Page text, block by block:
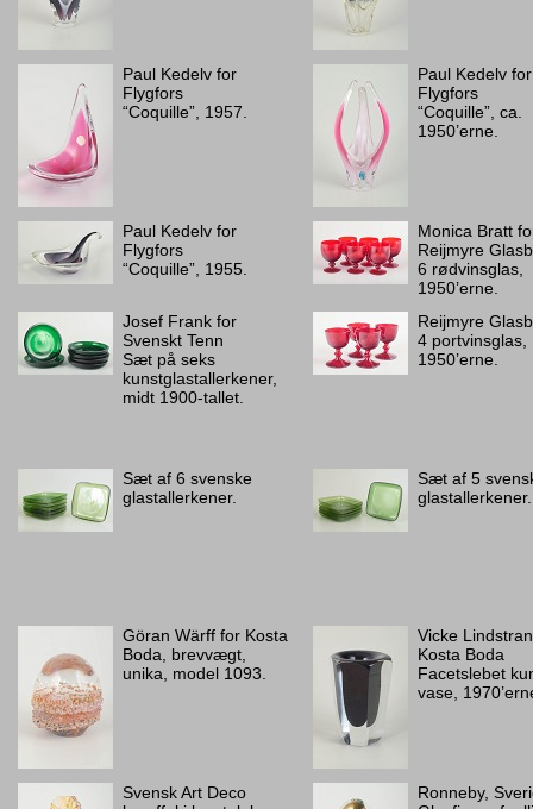
Paul Kedelv for
Flygfors
“Coquille”, 1957.
Paul Kedelv for
Flygfors
“Coquille”, ca.
1950’erne.
Paul Kedelv for
Flygfors
“Coquille”, 1955.
Monica Bratt
Reijmyre
6 rødvinsglas,
1950’erne.
Josef Frank for
Svenskt Tenn
Sæt på seks
kunstglastallerkener,
midt 1900-tallet.
Reijmyre
4 portvinsglas,
1950’erne.
Sæt af 6 svenske
glastallerkener.
Sæt af 5
glastallerkener.
Göran Wärff for Kosta
Boda, brevvægt,
unika, model 1093.
Vicke
Kosta Boda
Facetslebet
vase,
Svensk Art Deco
Ronneby,